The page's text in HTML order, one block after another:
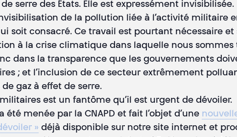
serre des États. Elle est expressément invisibilisée.
de la pollution liée à l’activité militaire
soit consacré. Ce travail est pourtant nécessaire et
à la crise climatique dans laquelle nous sommes
dans la transparence que les gouvernements
; et l’inclusion de ce secteur extrêmement
gaz à effet de serre.
est un fantôme qu’il est urgent de dévoiler.
menée par la CNAPD et fait l’objet d’une
» déjà disponible sur notre site internet et